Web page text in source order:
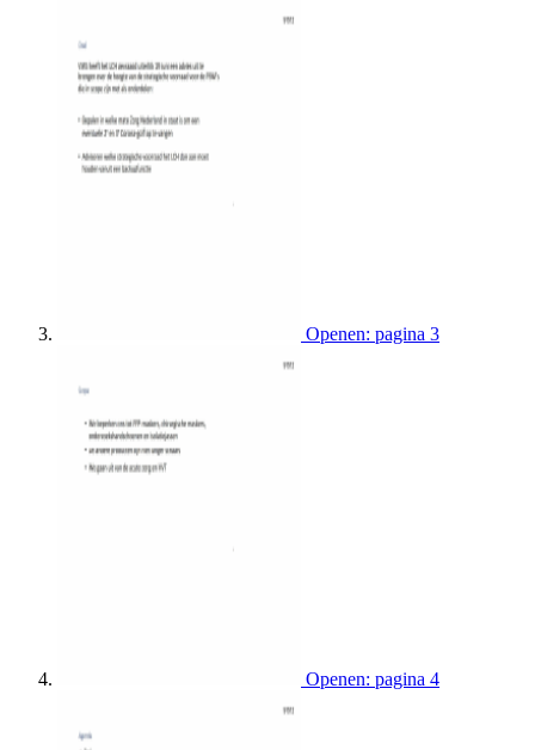
Openen: pagina 3
Openen: pagina 4